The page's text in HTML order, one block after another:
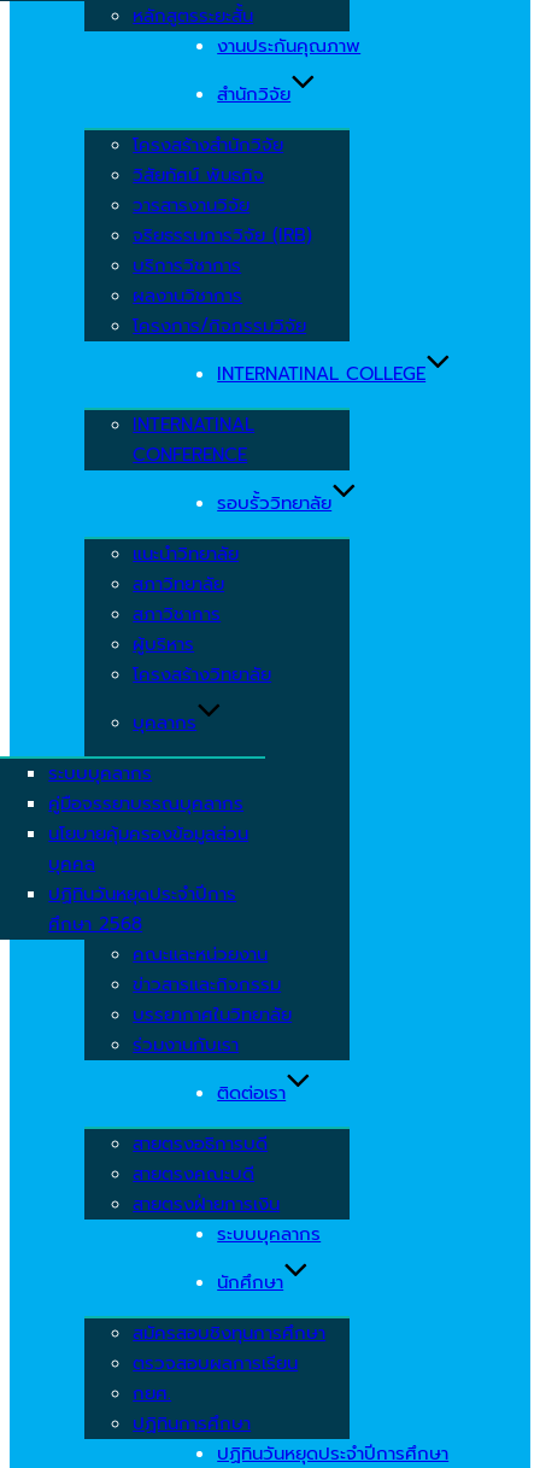
หลักสูตรระยะสั้น
งานประกันคุณภาพ
สำนักวิจัย
โครงสร้างสำนักวิจัย
วิสัยทัศน์ พันธกิจ
วารสารงานวิจัย
จริยธรรมการวิจัย (IRB)
บริการวิชาการ
ผลงานวิชาการ
โครงการ/กิจกรรมวิจัย
INTERNATINAL COLLEGE
INTERNATINAL
CONFERENCE
รอบรั้ววิทยาลัย
แนะนำวิทยาลัย
สภาวิทยาลัย
สภาวิชาการ
ผู้บริหาร
โครงสร้างวิทยาลัย
บุคลากร
ระบบบุคลากร
คู่มือจรรยาบรรณบุคลากร
นโยบายคุ้มครองข้อมูลส่วน
บุคคล
ปฏิทินวันหยุดประจำปีการ
ศึกษา 2568
คณะและหน่วยงาน
ข่าวสารและกิจกรรม
บรรยากาศในวิทยาลัย
ร่วมงานกับเรา
ติดต่อเรา
สายตรงอธิการบดี
สายตรงคณะบดี
สายตรงฝ่ายการเงิน
ระบบบุคลากร
นักศึกษา
สมัครสอบชิงทุนการศึกษา
ตรวจสอบผลการเรียน
กยศ.
ปฏิทินการศึกษา
ปฏิทินวันหยุดประจำปีการศึกษา